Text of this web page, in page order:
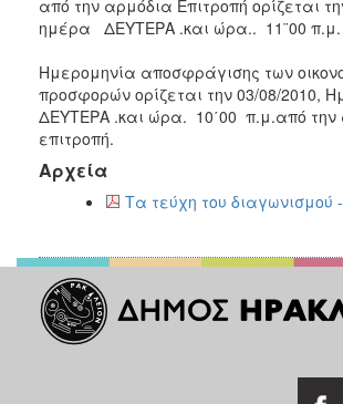
από την αρμόδια Επιτροπή ορίζεται
ημέρα ΔΕΥΤΕΡΑ .και ώρα.. 11¨00 π.μ.
Ημερομηνία αποσφράγισης των
προσφορών ορίζεται την 03/08/2010,
ΔΕΥΤΕΡΑ .και ώρα. 10΄00 π.μ.από την
επιτροπή.
Αρχεία
Τα τεύχη του διαγωνισμού